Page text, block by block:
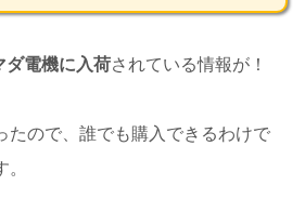
ダ電機に入荷されている情報が！
たので、誰でも購入できるわけで